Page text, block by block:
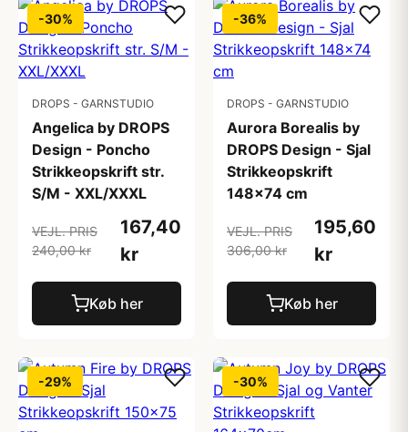
-30%
DROPS - GARNSTUDIO
Angelica by DROPS
Design - Poncho
Strikkeopskrift str.
S/M - XXL/XXXL
VEJL. PRIS
240,00 kr
167,40
kr
Køb her
-36%
DROPS - GARNSTUDIO
Aurora Borealis by
DROPS Design - Sjal
Strikkeopskrift
148x74 cm
VEJL. PRIS
306,00 kr
195,60
kr
Køb her
-29% -30%